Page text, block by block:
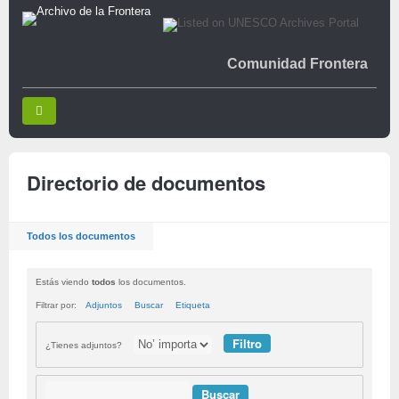
Comunidad Frontera
Directorio de documentos
Todos los documentos
Estás viendo todos los documentos.
Filtrar por: Adjuntos Buscar Etiqueta
¿Tienes adjuntos?